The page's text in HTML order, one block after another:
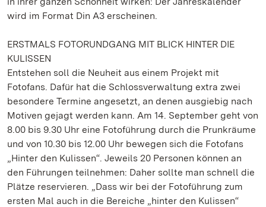
wird im Format Din A3 erscheinen.
ERSTMALS FOTORUNDGANG MIT BLICK HINTER DIE
KULISSEN
Entstehen soll die Neuheit aus einem Projekt mit
Fotofans. Dafür hat die Schlossverwaltung extra zwei
besondere Termine angesetzt, an denen ausgiebig nach
Motiven gejagt werden kann. Am 14. September geht von
8.00 bis 9.30 Uhr eine Fotoführung durch die Prunkräume
und von 10.30 bis 12.00 Uhr bewegen sich die Fotofans
„Hinter den Kulissen“. Jeweils 20 Personen können an
den Führungen teilnehmen: Daher sollte man schnell die
Plätze reservieren. „Dass wir bei der Fotoführung zum
ersten Mal auch in die Bereiche „hinter den Kulissen“